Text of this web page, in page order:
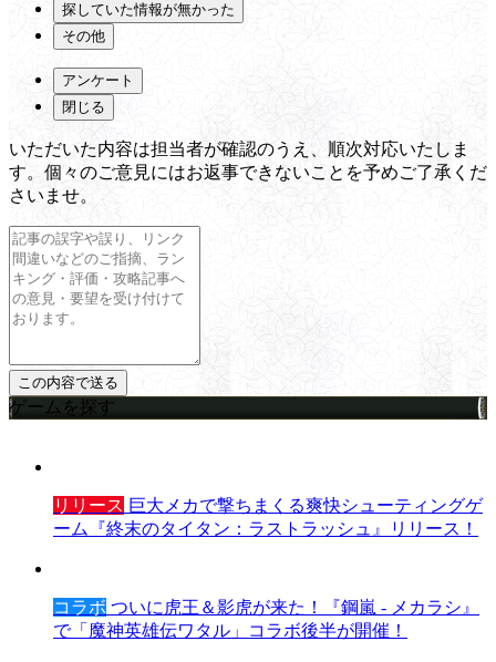
探していた情報が無かった
その他
アンケート
閉じる
いただいた内容は担当者が確認のうえ、順次対応いたしま
す。個々のご意見にはお返事できないことを予めご了承くだ
さいませ。
ゲームを探す
リリース 巨大メカで撃ちまくる爽快シューティングゲ
ーム『終末のタイタン：ラストラッシュ』リリース！
コラボ ついに虎王＆影虎が来た！『鋼嵐 - メカラシ』
で「魔神英雄伝ワタル」コラボ後半が開催！